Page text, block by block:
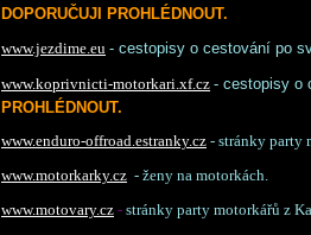
DOPORUČUJI PROHLÉDNOUT.
www.jezdime.eu - cestopisy o cestování po
www.koprivnicti-motorkari.xf.cz - cestopisy o
PROHLÉDNOUT.
www.enduro-offroad.estranky.cz - stránky party
www.motorkarky.cz - ženy na motorkách.
www.motovary.cz - stránky party motorkářů z